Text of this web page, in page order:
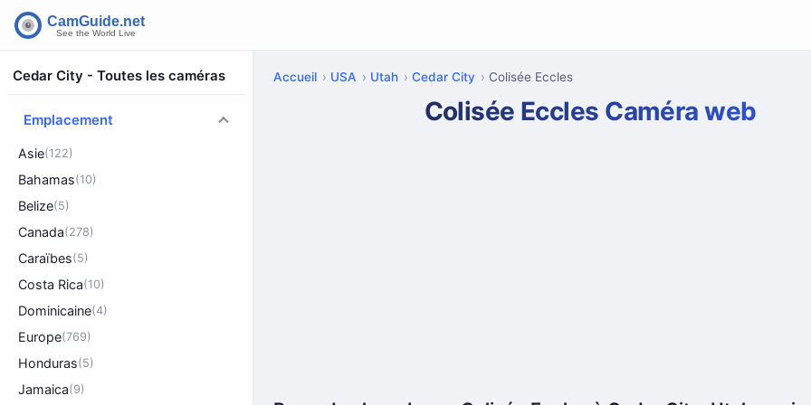
Cedar City - Toutes les caméras
Emplacement
Asie(122)
Bahamas(10)
Belize(5)
Canada(278)
Caraïbes(5)
Costa Rica(10)
Dominicaine(4)
Europe(769)
Honduras(5)
Jamaica(9)
Accueil USA Utah Cedar City Colisée Eccles
Colisée Eccles Caméra web